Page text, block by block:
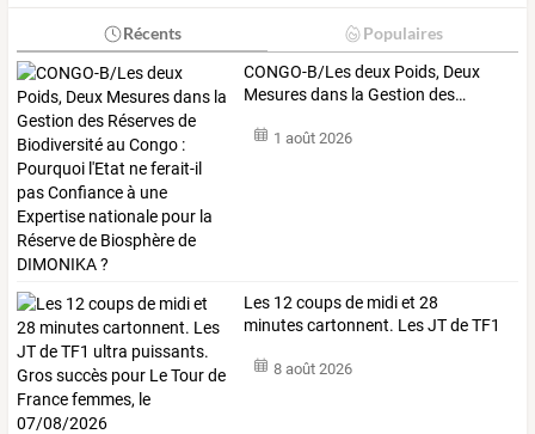
Récents Populaires
CONGO-B/Lesdeux Poids, Deux
Mesuresdans la Gestion des…
1 août 2026
Les 12 coupsde midiet 28
minutescartonnent. LesJTdeTF1
8 août 2026